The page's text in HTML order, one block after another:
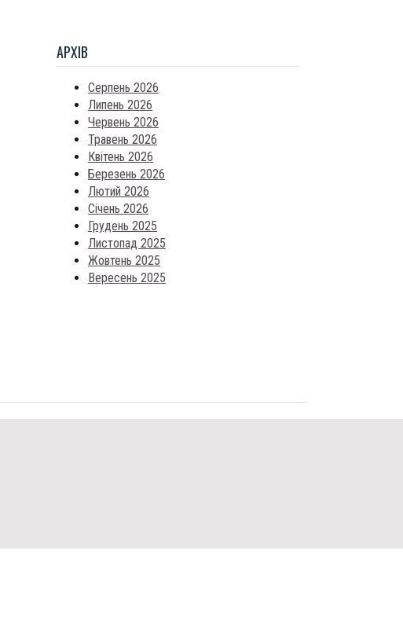
АРХIВ
Серпень 2026
Липень 2026
Червень 2026
Травень 2026
Квітень 2026
Березень 2026
Лютий 2026
Січень 2026
Грудень 2025
Листопад 2025
Жовтень 2025
Вересень 2025